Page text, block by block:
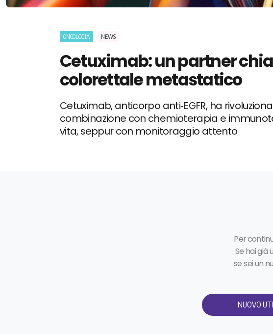
ONCOLOGIA NEWS
Cetuximab: un partner
colorettale metastatico
Cetuximab, anticorpo anti‑EGFR, ha
combinazione con chemioterapia e
vita, seppur con monitoraggio attento
Per
Se hai già
se sei un
NUOVO